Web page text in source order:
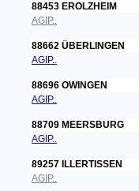
88453 EROLZHEIM
AGIP..
88662 ÜBERLINGEN
AGIP..
88696 OWINGEN
AGIP..
88709 MEERSBURG
AGIP..
89257 ILLERTISSEN
AGIP..